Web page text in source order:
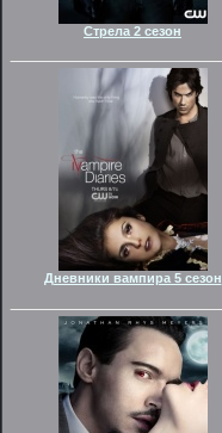
Стрела 2 сезон
Дневники вампира 5 сезон